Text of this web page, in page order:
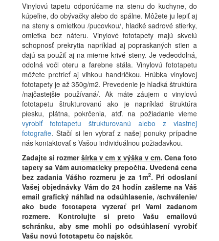
Vinylovú tapetu odporúčame na stenu do kuchyne, do
kúpeľne, do obývačky alebo do spálne. Môžete ju lepiť aj
na steny s omietkou /pucovkou/, hladké sadrové stierky,
omietka bez náteru. Vinylové fototapety majú skvelú
schopnosť prekrytia napríklad aj popraskaných stien a
dajú sa použiť aj na mierne krivé steny. Je vedeodolná,
odolná voči oteru a farebne stála. Vinylovú fototapetu
môžete pretrieť aj vlhkou handričkou. Hrúbka vinylovej
fototapety je až 350g/m2. Prevedenie je hladká štruktúra
/najčastejšie používaná/. Ak máte záujem o vinylovú
fototapetu štrukturovanú ako je napríklad štruktúra
piesku, plátna, pokrčenia, atď. na požiadanie vieme
vyrobiť fototapetu štrukturovanú alebo z vlastnej
fotografie. Stačí si len vybrať z našej ponuky prípadne
nás kontaktovať s Vašou individuálnou požiadavkou.
Zadajte si rozmeršírka v cm x výška v cm. Cena foto
tapety sa Vám automaticky prepočíta. Uvedená cena
bez zadania Vášho rozmeru je za 1m2. Pri odoslaní
Vašej objednávky Vám do 24 hodín zašleme na Váš
email grafický náhľad na odsúhlasenie, /schválenie/
ako bude fototapeta vyzerať pri Vami zadanom
rozmere. Kontrolujte si preto Vašu emailovú
schránku, aby sme mohli po odsúhlasení vyrobiť
Vašu novú fototapetu čo najskôr.